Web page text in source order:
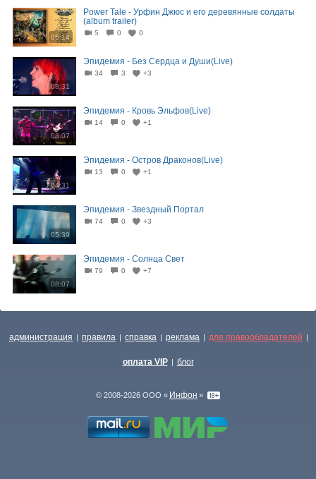
05:14
Power Tale - Урфин Джюс и его деревянные солдаты
(album trailer)
5 0 0
08:31
Эпидемия - Без Сердца и Души(Live)
34 3 +3
08:07
Эпидемия - Кровь Эльфов(Live)
14 0 +1
04:31
Эпидемия - Остров Драконов(Live)
13 0 +1
05:39
Эпидемия - Звездный Портал
74 0 +3
08:07
Эпидемия - Солнца Свет
79 0 +7
администрация | правила | справка | реклама | для правообладателей |
оплата VIP | блог
© 2008-2026 ООО « Инфон »